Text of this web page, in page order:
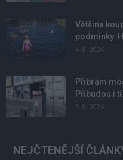
Většina
podmínky.
4. 8. 2026
Příbram
Přibudou i
3. 8. 2026
NEJČTENĚJŠÍ